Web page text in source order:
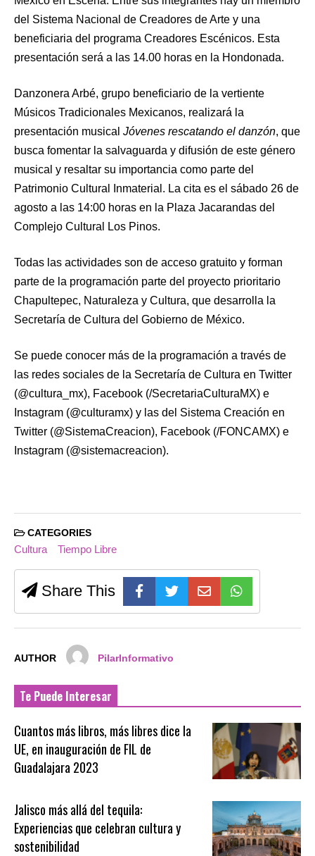
del Sistema Nacional de Creadores de Arte y una
beneficiaria del programa Creadores Escénicos. Esta
presentación será a las 14.00 horas en la Hondonada.
Danzonera Arbé, grupo beneficiario de la vertiente
Músicos Tradicionales Mexicanos, realizará la
presentación musical Jóvenes rescatando el danzón, que
busca fomentar la salvaguarda y difusión de este género
musical y resaltar su importancia como parte del
Patrimonio Cultural Inmaterial. La cita es el sábado 26 de
agosto a las 14:00 horas en la Plaza Jacarandas del
Complejo Cultural Los Pinos.
Todas las actividades son de acceso gratuito y forman
parte de la programación parte del proyecto prioritario
Chapultepec, Naturaleza y Cultura, que desarrolla la
Secretaría de Cultura del Gobierno de México.
Se puede conocer más de la programación a través de
las redes sociales de la Secretaría de Cultura en Twitter
(@cultura_mx), Facebook (/SecretariaCulturaMX) e
Instagram (@culturamx) y las del Sistema Creación en
Twitter (@SistemaCreacion), Facebook (/FONCAMX) e
Instagram (@sistemacreacion).
CATEGORIES
Cultura Tiempo Libre
Share This
AUTHOR PilarInformativo
Te Puede Interesar
Cuantos más libros, más libres dice la
UE, en inauguración de FIL de
Guadalajara 2023
Jalisco más allá del tequila:
Experiencias que celebran cultura y
sostenibilidad